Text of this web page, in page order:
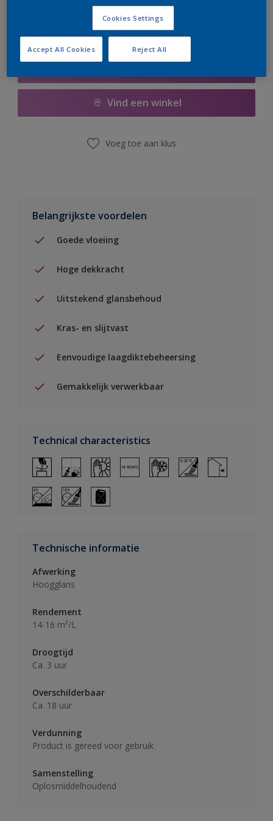
Vind een winkel
Voeg toe aan klus
Belangrijkste voordelen
Goede vloeiing
Hoge dekkracht
Uitstekend glansbehoud
Kras- en slijtvast
Eenvoudige laagdiktebeheersing
Gemakkelijk verwerkbaar
Technical characteristics
Technische informatie
Afwerking
Hoogglans
Rendement
14-16 m²/L
Droogtijd
Ca. 3 uur
Overschilderbaar
Ca. 18 uur
Verdunning
Product is gereed voor gebruik
Samenstelling
Oplosmiddelhoudend
Cookies Settings
Reject All
Accept All Cookies